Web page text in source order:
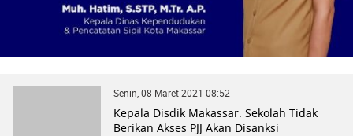
Senin, 08 Maret 2021 08:52
Kepala Disdik Makassar: Sekolah Tidak
Berikan Akses PJJ Akan Disanksi